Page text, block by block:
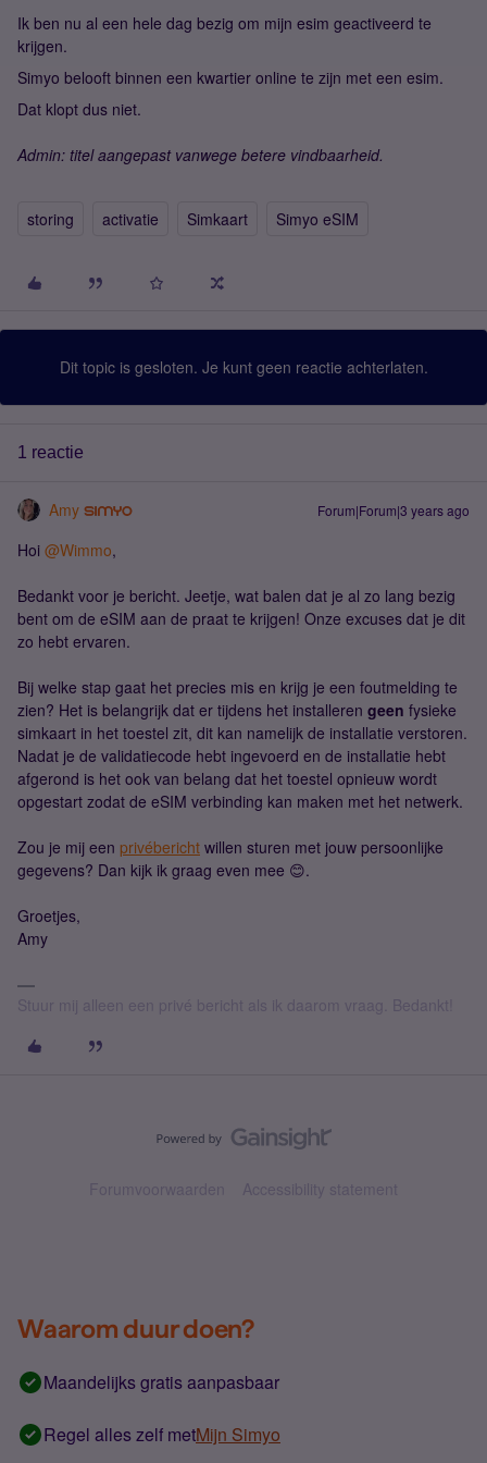
Ik ben nu al een hele dag bezig om mijn esim geactiveerd te
krijgen.
Simyo belooft binnen een kwartier online te zijn met een esim.
Dat klopt dus niet.
Admin: titel aangepast vanwege betere vindbaarheid.
storing activatie Simkaart Simyo eSIM
Dit topic is gesloten. Je kunt geen reactie achterlaten.
1 reactie
Amy Forum|Forum|3 years ago
Hoi @Wimmo,
Bedankt voor je bericht. Jeetje, wat balen dat je al zo lang bezig
bent om de eSIM aan de praat te krijgen! Onze excuses dat je dit
zo hebt ervaren.
Bij welke stap gaat het precies mis en krijg je een foutmelding te
zien? Het is belangrijk dat er tijdens het installeren geen fysieke
simkaart in het toestel zit, dit kan namelijk de installatie verstoren.
Nadat je de validatiecode hebt ingevoerd en de installatie hebt
afgerond is het ook van belang dat het toestel opnieuw wordt
opgestart zodat de eSIM verbinding kan maken met het netwerk.
Zou je mij een privébericht willen sturen met jouw persoonlijke
gegevens? Dan kijk ik graag even mee 😊.
Groetjes,
Amy
Stuur mij alleen een privé bericht als ik daarom vraag. Bedankt!
Forumvoorwaarden Accessibility statement
Waarom duur doen?
Maandelijks gratis aanpasbaar
Regel alles zelf metMijn Simyo